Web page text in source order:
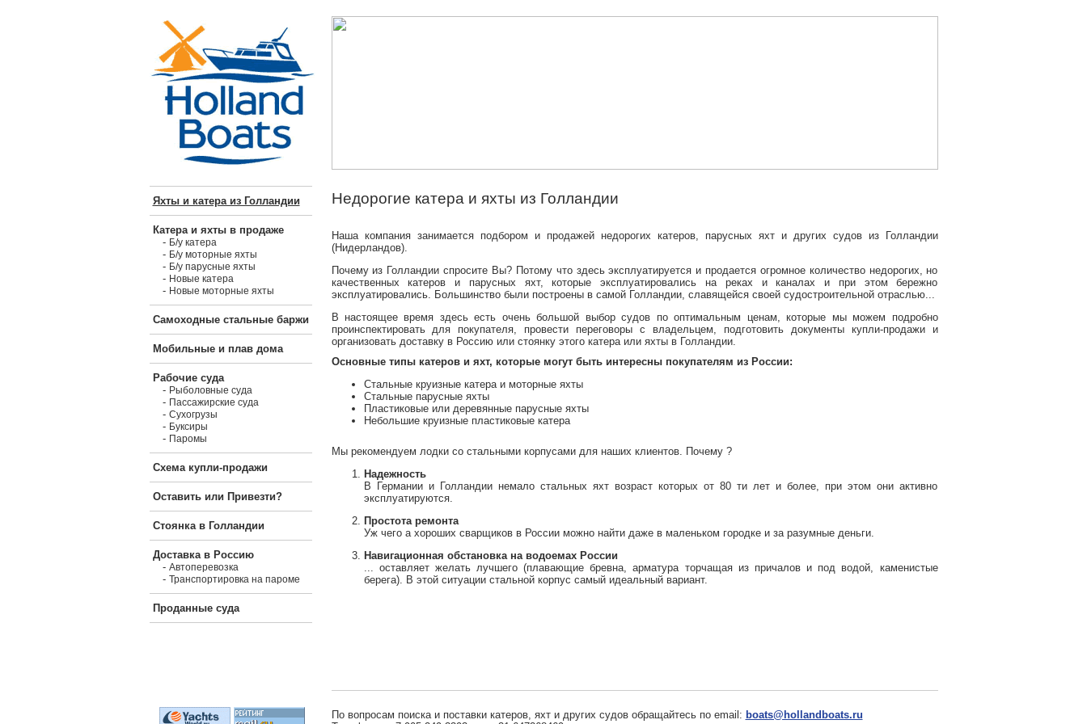
Яхты и катера из Голландии
Катера и яхты в продаже
- Б/у катера
- Б/у моторные яхты
- Б/у парусные яхты
- Новые катера
- Новые моторные яхты
Самоходные стальные баржи
Мобильные и плав дома
Рабочие суда
- Рыболовные суда
- Пассажирские суда
- Сухогрузы
- Буксиры
- Паромы
Схема купли-продажи
Оставить или Привезти?
Стоянка в Голландии
Доставка в Россию
- Автоперевозка
- Транспортировка на пароме
Проданные суда
Недорогие катера и яхты из Голландии
Наша компания занимается подбором и продажей недорогих катеров, парусных яхт и других судов из Голландии
(Нидерландов).
Почему из Голландии спросите Вы? Потому что здесь эксплуатируется и продается огромное количество недорогих, но
качественных катеров и парусных яхт, которые эксплуатировались на реках и каналах и при этом бережно
эксплуатировались. Большинство были построены в самой Голландии, славящейся своей судостроительной отраслью...
В настоящее время здесь есть очень большой выбор судов по оптимальным ценам, которые мы можем подробно
проинспектировать для покупателя, провести переговоры с владельцем, подготовить документы купли-продажи и
организовать доставку в Россию или стоянку этого катера или яхты в Голландии.
Основные типы катеров и яхт, которые могут быть интересны покупателям из России:
Стальные круизные катера и моторные яхты
Стальные парусные яхты
Пластиковые или деревянные парусные яхты
Небольшие круизные пластиковые катера
Мы рекомендуем лодки со стальными корпусами для наших клиентов. Почему ?
Надежность
В Германии и Голландии немало стальных яхт возраст которых от 80 ти лет и более, при этом они активно
эксплуатируются.
Простота ремонта
Уж чего а хороших сварщиков в России можно найти даже в маленьком городке и за разумные деньги.
Навигационная обстановка на водоемах России
... оставляет желать лучшего (плавающие бревна, арматура торчащая из причалов и под водой, каменистые
берега). В этой ситуации стальной корпус самый идеальный вариант.
По вопросам поиска и поставки катеров, яхт и других судов обращайтесь по email: boats@hollandboats.ru